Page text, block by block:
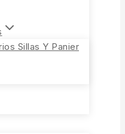
Sillas Y Panier